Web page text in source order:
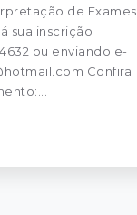
de Exames
sua inscrição
ou enviando e-
Confira